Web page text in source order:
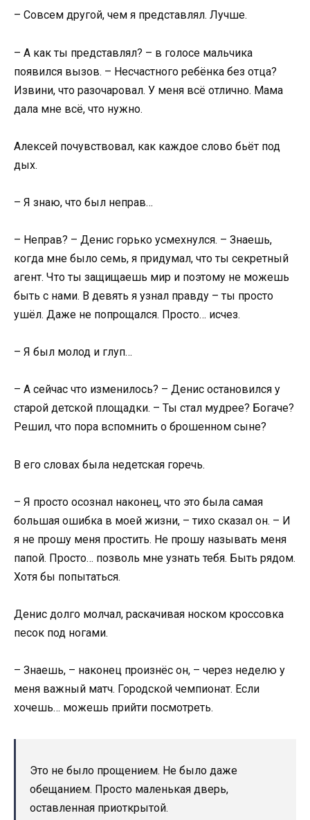
– Совсем другой, чем я представлял. Лучше.
– А как ты представлял? – в голосе мальчика
появился вызов. – Несчастного ребёнка без отца?
Извини, что разочаровал. У меня всё отлично. Мама
дала мне всё, что нужно.
Алексей почувствовал, как каждое слово бьёт под
дых.
– Я знаю, что был неправ…
– Неправ? – Денис горько усмехнулся. – Знаешь,
когда мне было семь, я придумал, что ты секретный
агент. Что ты защищаешь мир и поэтому не можешь
быть с нами. В девять я узнал правду – ты просто
ушёл. Даже не попрощался. Просто… исчез.
– Я был молод и глуп…
– А сейчас что изменилось? – Денис остановился у
старой детской площадки. – Ты стал мудрее? Богаче?
Решил, что пора вспомнить о брошенном сыне?
В его словах была недетская горечь.
– Я просто осознал наконец, что это была самая
большая ошибка в моей жизни, – тихо сказал он. – И
я не прошу меня простить. Не прошу называть меня
папой. Просто… позволь мне узнать тебя. Быть рядом.
Хотя бы попытаться.
Денис долго молчал, раскачивая носком кроссовка
песок под ногами.
– Знаешь, – наконец произнёс он, – через неделю у
меня важный матч. Городской чемпионат. Если
хочешь… можешь прийти посмотреть.
Это не было прощением. Не было даже
обещанием. Просто маленькая дверь,
оставленная приоткрытой.